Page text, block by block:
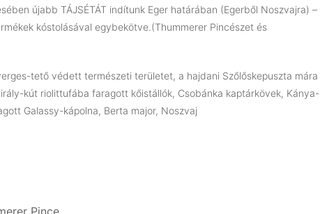
újabb TÁJSÉTÁT indítunk Eger határában (Egerből Noszvajra) –
kóstolásával egybekötve.(Thummerer Pincészet és
tető védett természeti területet, a hajdani Szőlőskepuszta mára
kút riolittufába faragott kőistállók, Csobánka kaptárkövek, Kánya-
Galassy-kápolna, Berta major, Noszvaj
Pince,